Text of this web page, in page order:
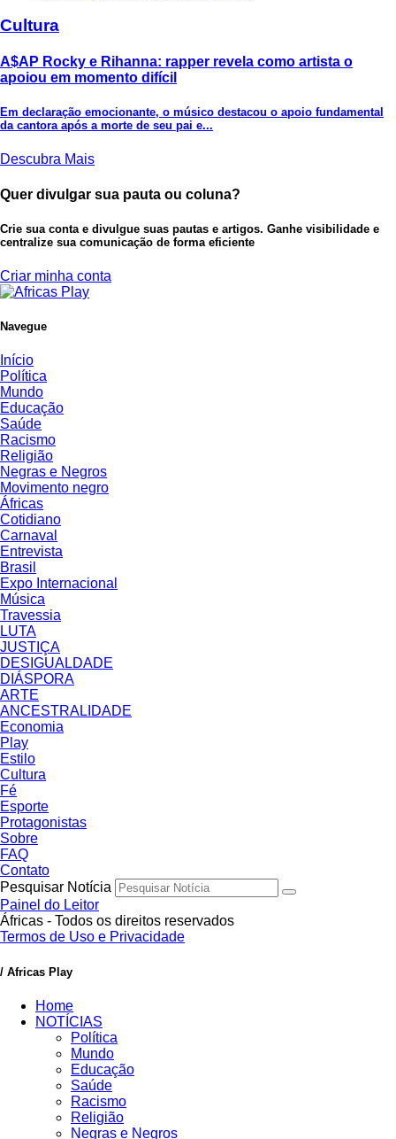
Cultura
A$AP Rocky e Rihanna: rapper revela como artista o
apoiou em momento difícil
Em declaração emocionante, o músico destacou o apoio fundamental
da cantora após a morte de seu pai e...
Descubra Mais
Quer divulgar sua pauta ou coluna?
Crie sua conta e divulgue suas pautas e artigos. Ganhe visibilidade e
centralize sua comunicação de forma eficiente
Criar minha conta
Navegue
Início
Política
Mundo
Educação
Saúde
Racismo
Religião
Negras e Negros
Movimento negro
Áfricas
Cotidiano
Carnaval
Entrevista
Brasil
Expo Internacional
Música
Travessia
LUTA
JUSTIÇA
DESIGUALDADE
DIÁSPORA
ARTE
ANCESTRALIDADE
Economia
Play
Estilo
Cultura
Fé
Esporte
Protagonistas
Sobre
FAQ
Contato
Pesquisar Notícia
Painel do Leitor
Áfricas - Todos os direitos reservados
Termos de Uso e Privacidade
/ Africas Play
Home
NOTÍCIAS
Política
Mundo
Educação
Saúde
Racismo
Religião
Negras e Negros